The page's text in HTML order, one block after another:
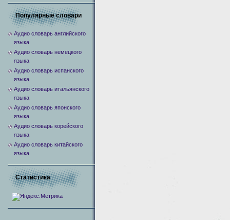
Популярные словари
Аудио словарь английского
языка
Аудио словарь немецкого
языка
Аудио словарь испанского
языка
Аудио словарь итальянского
языка
Аудио словарь японского
языка
Аудио словарь корейского
языка
Аудио словарь китайского
языка
Статистика